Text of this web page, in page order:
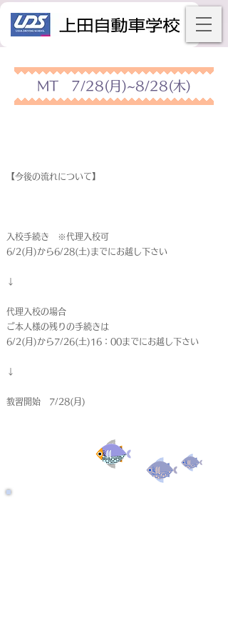
MT 7/28(月)~8/28(木)
【今後の流れについて】
入校手続き ※代理入校可
6/2(月)から6/28(土)までにお越し下さい
↓
代理入校の場合
ご本人様の残りの手続きは
6/2(月)から7/26(土)16：00までにお越し下さい
↓
教習開始 7/28(月)